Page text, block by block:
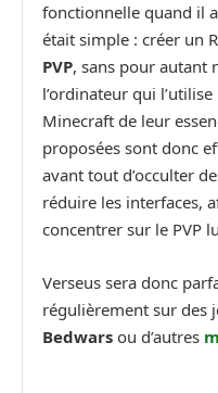
fonctionnelle quand il
était simple : créer un
PVP, sans pour autant
l’ordinateur qui
Minecraft de leur
proposées sont donc
avant tout d’occulter
réduire les interfaces,
concentrer sur le PVP
Verseus sera donc
régulièrement sur des
Bedwars ou d’autres